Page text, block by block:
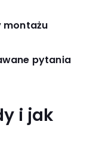
montażu
pytania
i jak